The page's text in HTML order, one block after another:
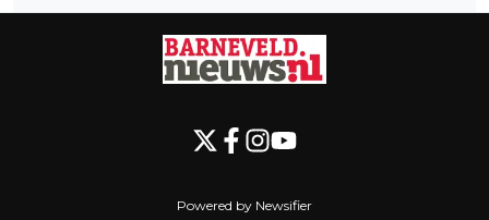
Powered by Newsifier